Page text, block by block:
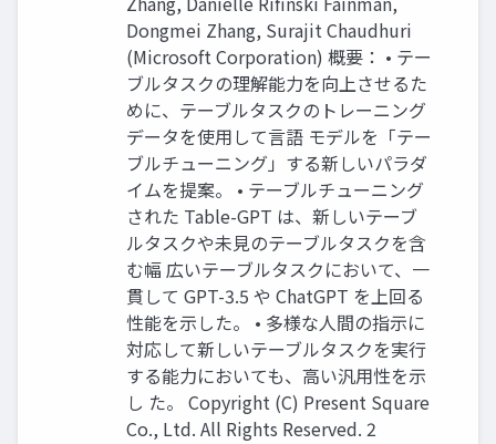
Dongmei Zhang, Surajit Chaudhuri
(Microsoft Corporation) 概要： • テー
ブルタスクの理解能力を向上させるた
めに、テーブルタスクのトレーニング
データを使用して言語 モデルを「テー
ブルチューニング」する新しいパラダ
イムを提案。 • テーブルチューニング
された Table-GPT は、新しいテーブ
ルタスクや未見のテーブルタスクを含
む幅 広いテーブルタスクにおいて、一
貫して GPT-3.5 や ChatGPT を上回る
性能を示した。 • 多様な人間の指示に
対応して新しいテーブルタスクを実行
する能力においても、高い汎用性を示
し た。 Copyright (C) Present Square
Co., Ltd. All Rights Reserved. 2